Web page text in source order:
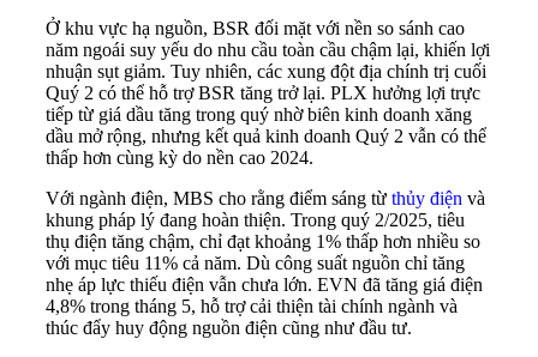
Ở khu vực hạ nguồn, BSR đối mặt với nền so sánh cao
năm ngoái suy yếu do nhu cầu toàn cầu chậm lại, khiến lợi
nhuận sụt giảm. Tuy nhiên, các xung đột địa chính trị cuối
Quý 2 có thể hỗ trợ BSR tăng trở lại. PLX hưởng lợi trực
tiếp từ giá dầu tăng trong quý nhờ biên kinh doanh xăng
dầu mở rộng, nhưng kết quả kinh doanh Quý 2 vẫn có thể
thấp hơn cùng kỳ do nền cao 2024.
Với ngành điện, MBS cho rằng điểm sáng từ thủy điện và
khung pháp lý đang hoàn thiện. Trong quý 2/2025, tiêu
thụ điện tăng chậm, chỉ đạt khoảng 1% thấp hơn nhiều so
với mục tiêu 11% cả năm. Dù công suất nguồn chỉ tăng
nhẹ áp lực thiếu điện vẫn chưa lớn. EVN đã tăng giá điện
4,8% trong tháng 5, hỗ trợ cải thiện tài chính ngành và
thúc đẩy huy động nguồn điện cũng như đầu tư.